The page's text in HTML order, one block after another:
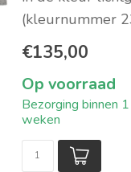
(kleurnummer
€135,00
Op voorraad
Bezorging binnen
weken